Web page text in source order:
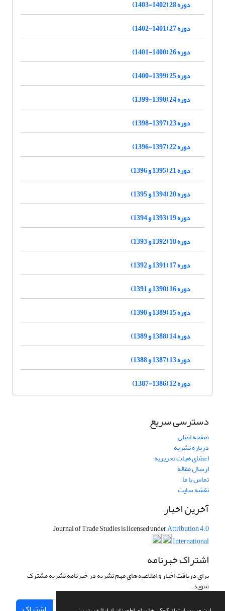
دوره 28 (1402-1403)
دوره 27 (1401-1402)
دوره 26 (1400-1401)
دوره 25 (1399-1400)
دوره 24 (1398-1399)
دوره 23 (1397-1398)
دوره 22 (1397-1396)
دوره 21 (1395 و 1396)
دوره 20 (1394 و 1395)
دوره 19 (1393 و 1394)
دوره 18 (1392 و 1393)
دوره 17 (1391 و 1392)
دوره 16 (1390 و 1391)
دوره 15 (1389 و 1390)
دوره 14 (1388 و 1389)
دوره 13 (1387 و 1388)
دوره 12 (1386-1387)
دسترسی سریع
صفحه اصلی
درباره نشریه
اعضای هیات تحریریه
ارسال مقاله
تماس با ما
نقشه سایت
آخرین اخبار
Journal of Trade Studies is licensed underAttribution 4.0
International
اشتراک خبرنامه
برای دریافت اخبار و اطلاعیه های مهم نشریه در خبرنامه نشریه مشترک
شوید.